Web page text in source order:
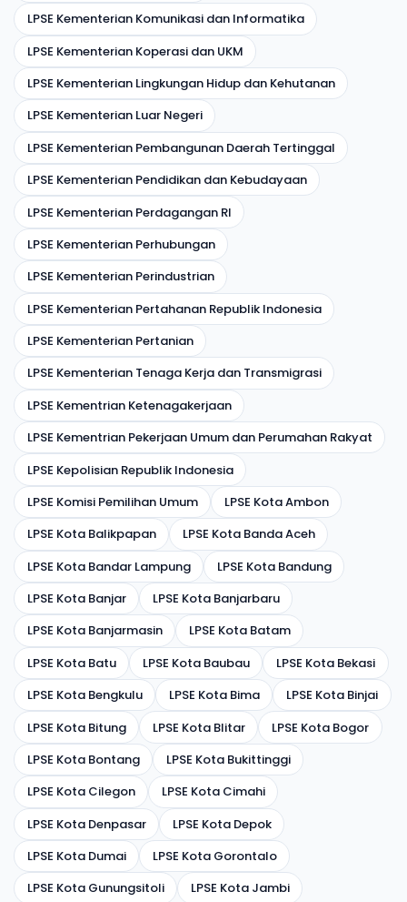
LPSE Kementerian Komunikasi dan Informatika
LPSE Kementerian Koperasi dan UKM
LPSE Kementerian Lingkungan Hidup dan Kehutanan
LPSE Kementerian Luar Negeri
LPSE Kementerian Pembangunan Daerah Tertinggal
LPSE Kementerian Pendidikan dan Kebudayaan
LPSE Kementerian Perdagangan RI
LPSE Kementerian Perhubungan
LPSE Kementerian Perindustrian
LPSE Kementerian Pertahanan Republik Indonesia
LPSE Kementerian Pertanian
LPSE Kementerian Tenaga Kerja dan Transmigrasi
LPSE Kementrian Ketenagakerjaan
LPSE Kementrian Pekerjaan Umum dan Perumahan Rakyat
LPSE Kepolisian Republik Indonesia
LPSE Komisi Pemilihan Umum
LPSE Kota Ambon
LPSE Kota Balikpapan
LPSE Kota Banda Aceh
LPSE Kota Bandar Lampung
LPSE Kota Bandung
LPSE Kota Banjar
LPSE Kota Banjarbaru
LPSE Kota Banjarmasin
LPSE Kota Batam
LPSE Kota Batu
LPSE Kota Baubau
LPSE Kota Bekasi
LPSE Kota Bengkulu
LPSE Kota Bima
LPSE Kota Binjai
LPSE Kota Bitung
LPSE Kota Blitar
LPSE Kota Bogor
LPSE Kota Bontang
LPSE Kota Bukittinggi
LPSE Kota Cilegon
LPSE Kota Cimahi
LPSE Kota Denpasar
LPSE Kota Depok
LPSE Kota Dumai
LPSE Kota Gorontalo
LPSE Kota Gunungsitoli
LPSE Kota Jambi